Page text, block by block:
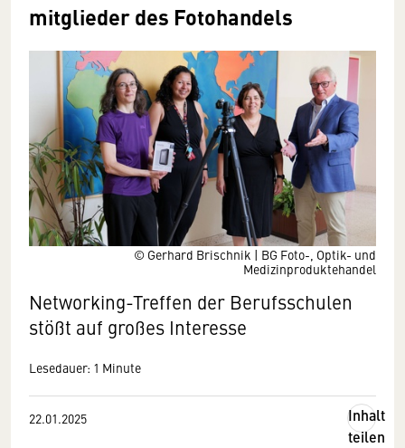
© Gerhard Brischnik | BG Foto-, Optik- und
Medizinproduktehandel
mitglieder des Foto­handels
Networking-Treffen der Berufsschulen
stößt auf großes Interesse
Lesedauer: 1 Minute
22.01.2025
Inhalt
teilen